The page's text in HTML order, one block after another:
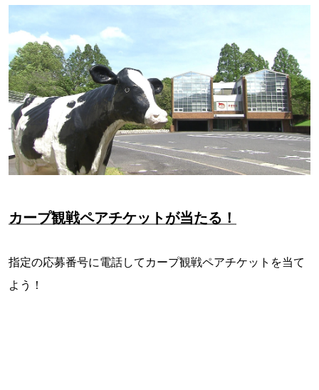
カープ観戦ペアチケットが当たる！
指定の応募番号に電話してカープ観戦ペアチケットを当て
よう！